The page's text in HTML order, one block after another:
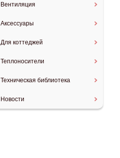
Вентиляция
Аксессуары
Для коттеджей
Теплоносители
Техническая библиотека
Новости